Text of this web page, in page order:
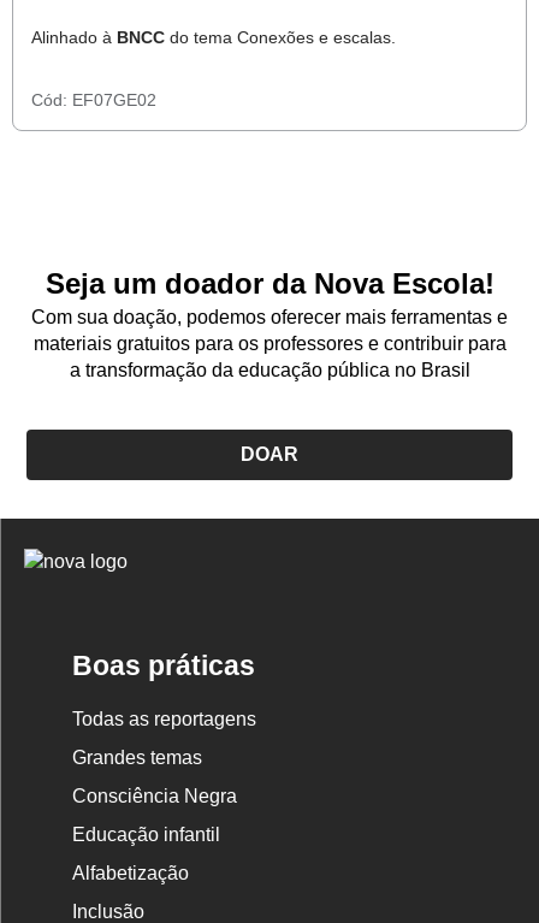
Alinhado à BNCC do tema Conexões e escalas.
Cód: EF07GE02
Seja um doador da Nova Escola!
Com sua doação, podemos oferecer mais ferramentas e
materiais gratuitos para os professores e contribuir para
a transformação da educação pública no Brasil
DOAR
Logo
Boas práticas
Todas as reportagens
Grandes temas
Consciência Negra
Educação infantil
Alfabetização
Inclusão